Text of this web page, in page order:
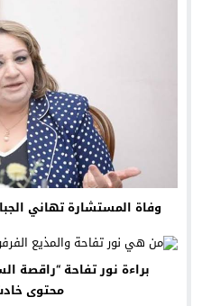
وفاة المستشارة تهاني
براءة نور تفاحة “راقصة
محتوى